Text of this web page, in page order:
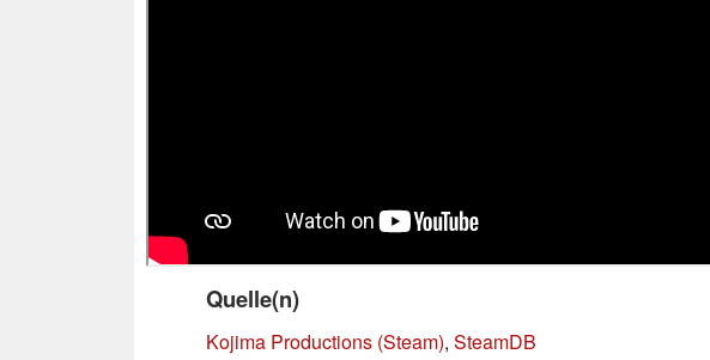
Quelle(n)
Kojima Productions (Steam), SteamDB